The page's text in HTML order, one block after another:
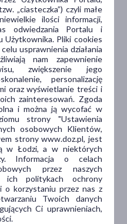
główki.
oczu
Nawet pod prysznicem
soniczne
2 końcówki, 1 baza ładująca
82000
„ciasteczka”) czyli małe
ilości informacji,
odwiedzania Portalu i
Użytkownika. Pliki cookies
usprawnienia działania
nam zapewnienie
zwiększenie jego
personalizację
oraz wyświetlanie treści i
zainteresowań. Zgoda
i można ją wycofać w
strony "Ustawienia
osobowych Klientów,
strony www.doz.pl, jest
w Łodzi, a w niektórych
Informacja o celach
przez naszych
politykach ochrony
o korzystaniu przez nas z
Twoich danych
Ci uprawnieniach,